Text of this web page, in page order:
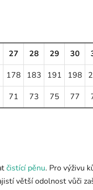
27 28 29 30
178 183 191 198
71 73 75 77
čistící pěnu. Pro výživu
větší odolnost vůči